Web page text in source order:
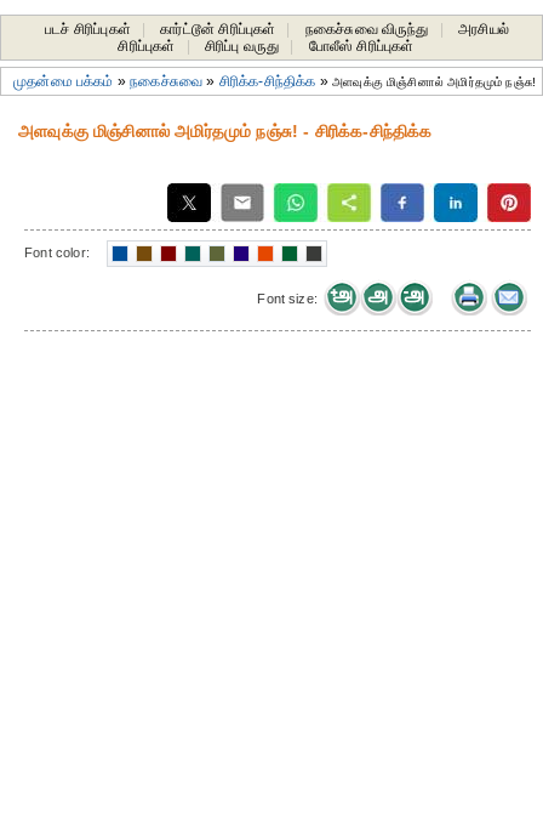
படச் சிரிப்புகள் கார்ட்டூன் சிரிப்புகள் நகைச்சுவை விருந்து
அரசியல்
சிரிப்புகள்
சிரிப்பு வருது போலீஸ் சிரிப்புகள்
முதன்மை பக்கம் »நகைச்சுவை » சிரிக்க-சிந்திக்க » அளவுக்கு மிஞ்சினால் அமிர்தமும் நஞ்சு!
அளவுக்கு மிஞ்சினால் அமிர்தமும் நஞ்சு! - சிரிக்க-சிந்திக்க
Font color:
Font size: